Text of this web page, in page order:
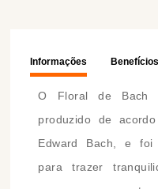
Informações Benefícios
O Floral de Bach
produzido de
Edward Bach, e foi
para trazer